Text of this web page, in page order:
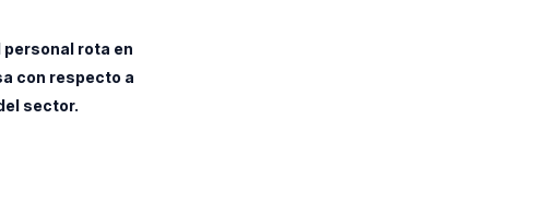
personal rota en
con respecto a
sector.